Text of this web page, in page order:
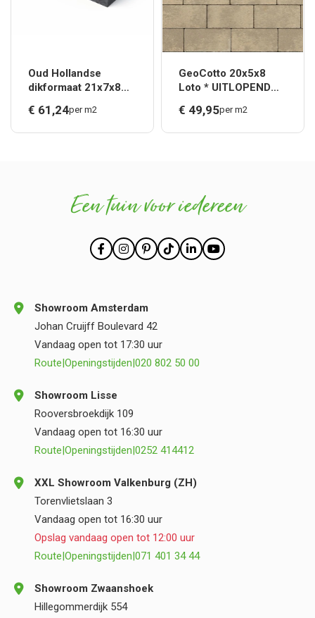
Oud Hollandse
dikformaat 21x7x8
€ 61,24per m2
GeoCotto 20x5x8
Loto * UITLOPEND
GeoRetronPrivato
Haarzuilen WF 6 cm,
€ 49,95per m2
Een tuin voor iedereen
Showroom Amsterdam
Johan Cruijff Boulevard 42
Vandaag open tot 17:30 uur
Route|Openingstijden|020 802 50 00
Showroom Lisse
Rooversbroekdijk 109
Vandaag open tot 16:30 uur
Route|Openingstijden|0252 414412
XXL Showroom Valkenburg (ZH)
Torenvlietslaan 3
Vandaag open tot 16:30 uur
Opslag vandaag open tot 12:00 uur
Route|Openingstijden|071 401 34 44
Showroom Zwaanshoek
Hillegommerdijk 554